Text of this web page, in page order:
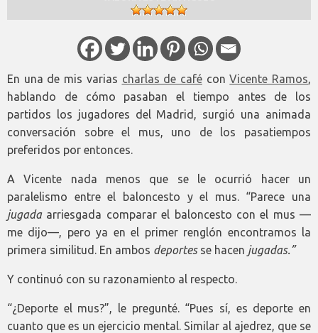
En una de mis varias charlas de caféconVicente Ramos
hablando de cómo pasaban el tiempo antes de los
partidos los jugadores del Madrid, surgió una animada
conversación sobre el mus, uno de los pasatiempos
preferidos por entonces.
A Vicente nada menos que se le ocurrió hacer un
paralelismo entre el baloncesto y el mus. “Parece una
jugadaarriesgada comparar el baloncesto con el mus —
me dijo—, pero ya en el primer renglón encontramos la
primera similitud. En ambos deportesse hacen jugadas.”
Y continuó con su razonamiento al respecto.
“¿Deporte el mus?”, le pregunté. “Pues sí, es deporte en
cuanto que es un ejercicio mental. Similar al ajedrez, que se